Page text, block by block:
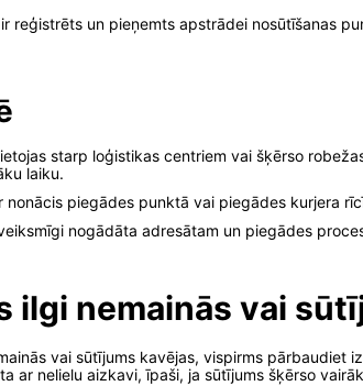
reģistrēts un pieņemts apstrādei nosūtīšanas
starp loģistikas centriem vai šķērso
laiku.
piegādes punktā vai piegādes kurjera
nogādāta adresātam un piegādes
ilgi nemainās vai
vai sūtījums kavējas, vispirms pārbaudiet
ar nelielu aizkavi, īpaši, ja sūtījums šķērso